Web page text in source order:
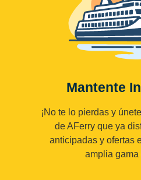
Mantente
¡No te lo pierdas y
de AFerry que ya
anticipadas y ofertas
amplia gama